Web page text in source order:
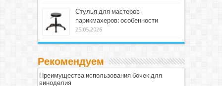
Стулья для мастеров-
парикмахеров: особенности
25.05.2026
Рекомендуем
Преимущества использования бочек для
виноделия